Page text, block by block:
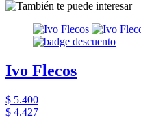
Ivo Flecos
$ 5.400
$ 4.427